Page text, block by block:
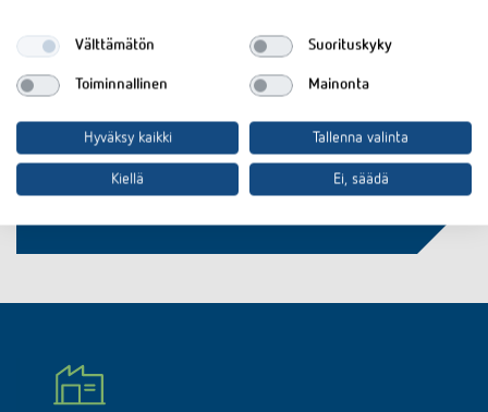
Oletko kiinnostunut
tuoteinnovaatioistamme?
Pysy ajan tasalla!
Välttämätön Suorituskyky
Toiminnallinen Mainonta
Hyväksy kaikki Tallenna valinta
Kiellä Ei, säädä